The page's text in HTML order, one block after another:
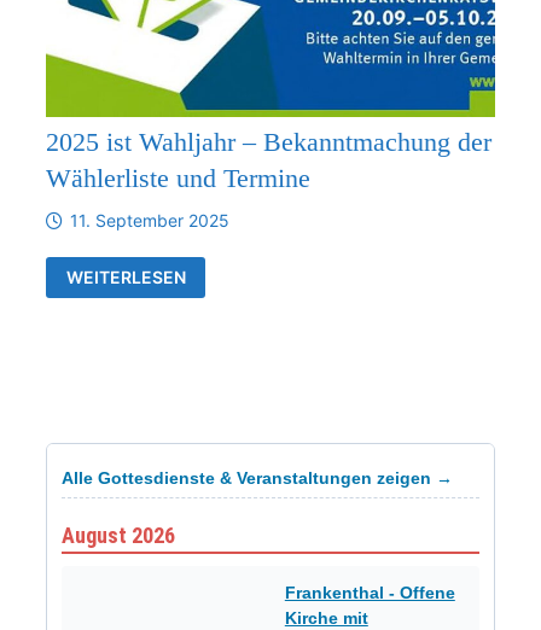
2025 ist Wahljahr – Bekanntmachung der
Wählerliste und Termine
11. September 2025
2025
IST
WEITERLESEN
Alle Gottesdienste & Veranstaltungen zeigen →
August 2026
Frankenthal - Offene
Kirche mit